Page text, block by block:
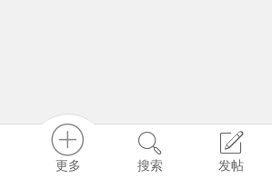
更多 搜索 发帖